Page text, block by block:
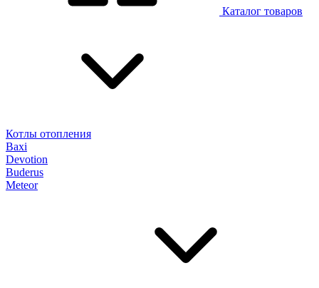
Каталог товаров
Котлы отопления
Baxi
Devotion
Buderus
Meteor